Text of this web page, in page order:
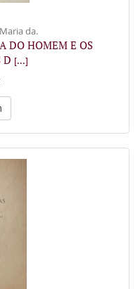
da.
DO HOMEM E OS
D [...]